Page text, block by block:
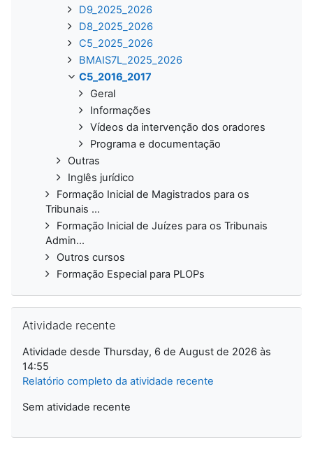
D9_2025_2026
D8_2025_2026
C5_2025_2026
BMAIS7L_2025_2026
C5_2016_2017
Geral
Informações
Vídeos da intervenção dos oradores
Programa e documentação
Outras
Inglês jurídico
Formação Inicial de Magistrados para os
Tribunais ...
Formação Inicial de Juízes para os Tribunais
Admin...
Outros cursos
Formação Especial para PLOPs
Atividade recente
Atividade desde Thursday, 6 de August de 2026 às
14:55
Relatório completo da atividade recente
Sem atividade recente